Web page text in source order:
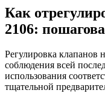
Как
2106:
Регулировка клапанов
соблюдения всей
использования
тщательной